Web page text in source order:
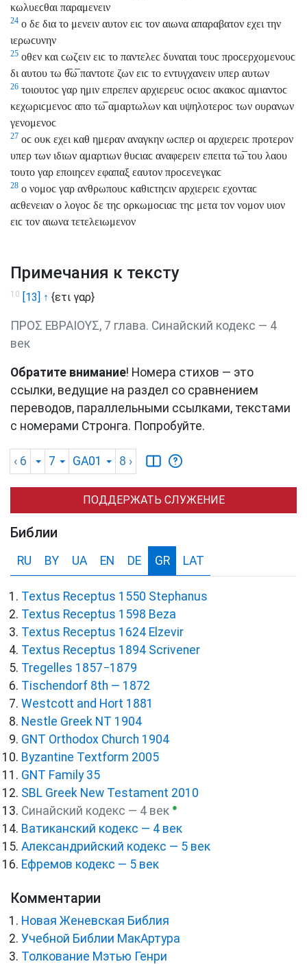
κωλυεϲθαι παραμενειν
24 ο δε δια το μενειν αυτον ειϲ τον αιωνα απαραβατον εχει την
ιερωϲυνην
25 οθεν και ϲωζειν ειϲ το παντελεϲ δυναται τουϲ προϲερχομενουϲ
δι αυτου τω θ̅ω̅ παντοτε ζων ειϲ το εντυγχανειν υπερ αυτων
26 τοιουτοϲ γαρ ημιν επρεπεν αρχιερευϲ οϲιοϲ ακακοϲ αμιαντοϲ
κεχωριϲμενοϲ απο τω̅ αμαρτωλων και υψηλοτεροϲ των ουρανων
γενομενοϲ
27 οϲ ουκ εχει καθ ημεραν αναγκην ωϲπερ οι αρχιερειϲ προτερον
υπερ των ιδιων αμαρτιων θυϲιαϲ αναφερειν επειτα τω̅ του λαου
τουτο γαρ εποιηϲεν εφαπαξ εαυτον προϲενεγκαϲ
28 ο νομοϲ γαρ ανθρωπουϲ καθιϲτηϲιν αρχιερειϲ εχονταϲ
αϲθενειαν ο λογοϲ δε τηϲ ορκωμοϲιαϲ τηϲ μετα τον νομον υιον
ειϲ τον αιωνα τετελειωμενον
Примечания к тексту
10 [13] ↑ {ετι γαρ}
ΠΡΟΣ ΕΒΡΑΙΟΥΣ, 7 глава. Синайский кодекс — 4
век
Обратите внимание! Номера стихов — это
ссылки, ведущие на раздел со сравнением
переводов, параллельными ссылками, текстами
с номерами Стронга. Попробуйте.
‹ 6 7 GA01 8 ›
ПОДДЕРЖАТЬ СЛУЖЕНИЕ
Библии
RU BY UA EN DE GR LAT
Textus Receptus 1550 Stephanus
Textus Receptus 1598 Beza
Textus Receptus 1624 Elzevir
Textus Receptus 1894 Scrivener
Tregelles 1857−1879
Tischendorf 8th — 1872
Westcott and Hort 1881
Nestle Greek NT 1904
GNT Orthodox Church 1904
Byzantine Textform 2005
GNT Family 35
SBL Greek New Testament 2010
Синайский кодекс — 4 век ●
Ватиканский кодекс — 4 век
Александрийский кодекс — 5 век
Ефремов кодекс — 5 век
Комментарии
Новая Женевская Библия
Учебной Библии МакАртура
Толкование Мэтью Генри